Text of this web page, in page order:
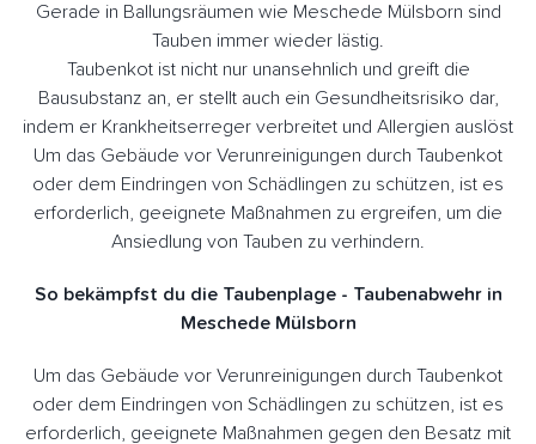
Gerade in Ballungsräumen wie Meschede Mülsborn sind
Tauben immer wieder lästig.
Taubenkot ist nicht nur unansehnlich und greift die
Bausubstanz an, er stellt auch ein Gesundheitsrisiko dar,
indem er Krankheitserreger verbreitet und Allergien auslöst
Um das Gebäude vor Verunreinigungen durch Taubenkot
oder dem Eindringen von Schädlingen zu schützen, ist es
erforderlich, geeignete Maßnahmen zu ergreifen, um die
Ansiedlung von Tauben zu verhindern.
So bekämpfst du die Taubenplage - Taubenabwehr in
Meschede Mülsborn
Um das Gebäude vor Verunreinigungen durch Taubenkot
oder dem Eindringen von Schädlingen zu schützen, ist es
erforderlich, geeignete Maßnahmen gegen den Besatz mit